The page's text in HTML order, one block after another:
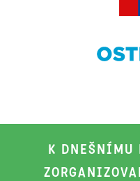
K DNEŠNÍMU